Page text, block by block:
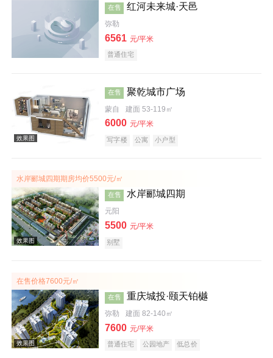
效果图
在售 红河未来城·天邑
弥勒
6561 元/平米
普通住宅
在售 聚乾城市广场
蒙自 建面 53-119㎡
6000 元/平米
写字楼 公寓 小户型
水岸郦城四期期房均价5500元/㎡
在售 水岸郦城四期
元阳
5500 元/平米
别墅
在售价格7600元/㎡
在售 重庆城投·颐天铂樾
弥勒 建面 82-140㎡
7600 元/平米
普通住宅 公园地产 低总价